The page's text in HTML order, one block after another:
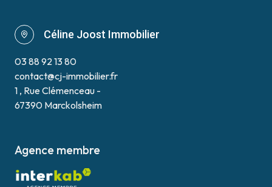
Céline Joost Immobilier
03 88 92 13 80
contact@cj-immobilier.fr
1 , Rue Clémenceau -
67390 Marckolsheim
Agence membre